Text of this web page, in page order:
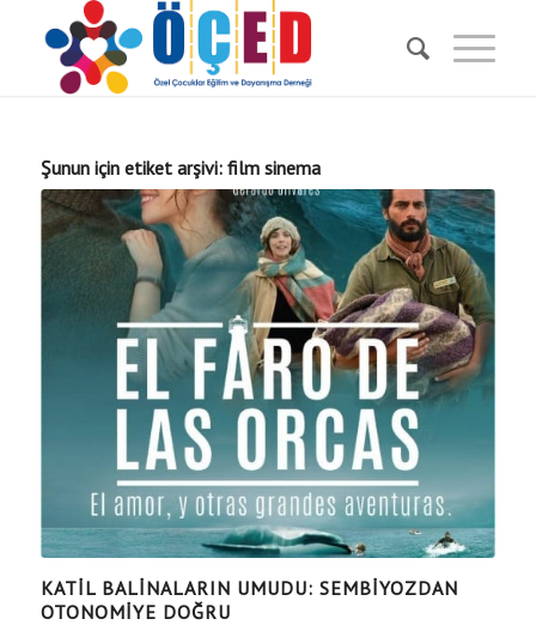
Şunun için etiket arşivi: film sinema
KATIL BALINALARIN UMUDU: SEMBIYOZDAN
OTONOMIYE DOĞRU